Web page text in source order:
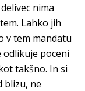
nima
Lahko jih
v tem mandatu
poceni
takšno. In si
blizu, ne